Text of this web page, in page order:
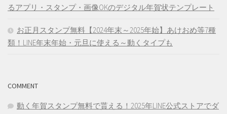
るアプリ・スタンプ・画像OKのデジタル年賀状テンプレート
お正月スタンプ無料【2024年末～2025年始】あけおめ等7種
類！LINE年末年始・元旦に使える～動くタイプも
COMMENT
動く年賀スタンプ無料で貰える！2025年LINE公式ストアでダ